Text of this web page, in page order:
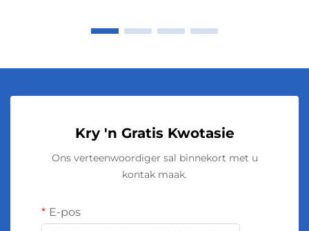
Kry 'n Gratis Kwotasie
Ons verteenwoordiger sal binnekort met u
kontak maak.
E-pos